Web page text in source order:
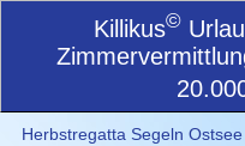
Killikus©
Herbstregatta Segeln Ostsee